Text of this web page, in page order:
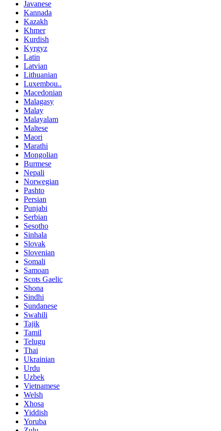
Javanese
Kannada
Kazakh
Khmer
Kurdish
Kyrgyz
Latin
Latvian
Lithuanian
Luxembou..
Macedonian
Malagasy
Malay
Malayalam
Maltese
Maori
Marathi
Mongolian
Burmese
Nepali
Norwegian
Pashto
Persian
Punjabi
Serbian
Sesotho
Sinhala
Slovak
Slovenian
Somali
Samoan
Scots Gaelic
Shona
Sindhi
Sundanese
Swahili
Tajik
Tamil
Telugu
Thai
Ukrainian
Urdu
Uzbek
Vietnamese
Welsh
Xhosa
Yiddish
Yoruba